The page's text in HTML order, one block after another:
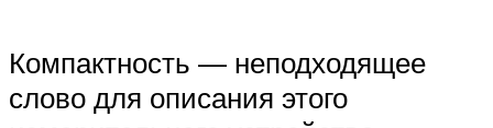
Компактность — неподходящее
слово для описания этого